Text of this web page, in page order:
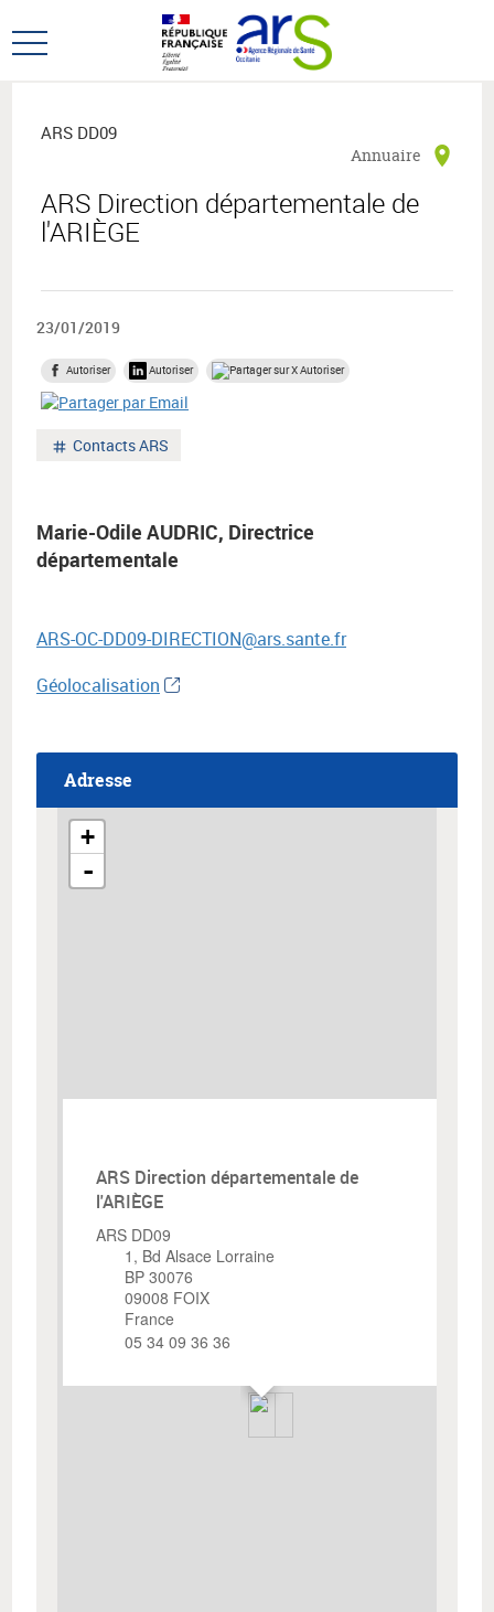
au
menu
au
contenu
Ouvrir
principal
ARS Direction départementale de
l'ARIÈGE
ARS DD09
Annuaire
23/01/2019
Autoriser Autoriser Autoriser
Mot
Contacts ARS
Marie-Odile AUDRIC, Directrice
départementale
ARS-OC-DD09-DIRECTION@ars.sante.fr
Géolocalisation
Adresse
ARS Direction départementale de
l'ARIÈGE
ARS DD09
1, Bd Alsace Lorraine
BP 30076
09008 FOIX
France
05 34 09 36 36
+
-